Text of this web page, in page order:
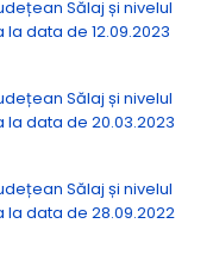
Sălaj și nivelul
data de 12.09.2023
Sălaj și nivelul
data de 20.03.2023
Sălaj și nivelul
data de 28.09.2022